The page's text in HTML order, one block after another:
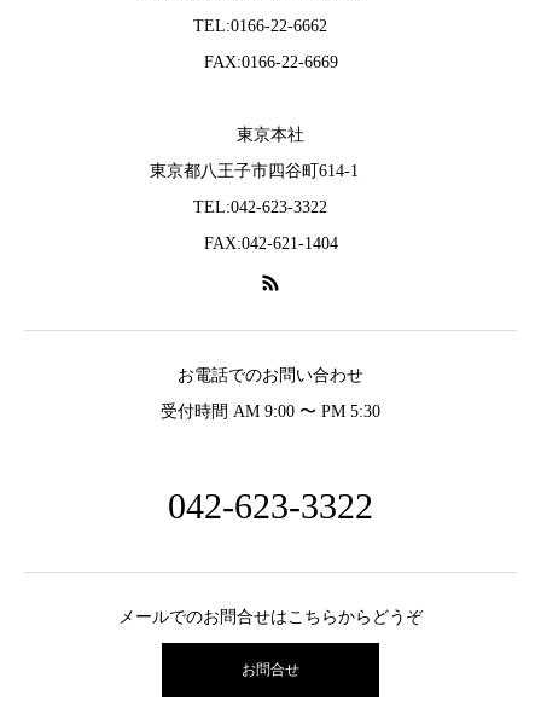
TEL:0166-22-6662
FAX:0166-22-6669
東京本社
東京都八王子市四谷町614-1
TEL:042-623-3322
FAX:042-621-1404
お電話でのお問い合わせ
受付時間 AM 9:00 〜 PM 5:30
042-623-3322
メールでのお問合せはこちらからどうぞ
お問合せ